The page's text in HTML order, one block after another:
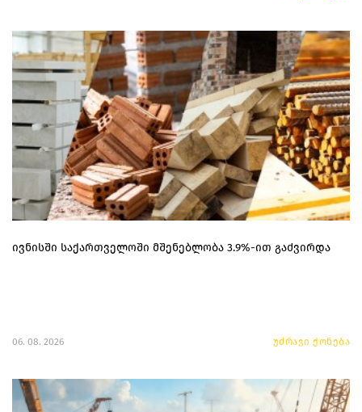
ივნისში საქართველოში მშენებლობა 3.9%-ით გაძვირდა
06. 08. 2026 უძრავი ქონება